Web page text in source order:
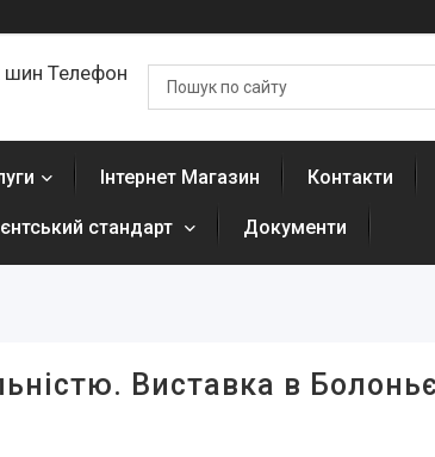
шин Телефон
Інтернет Магазин Контакти
стандарт Документи
Виставка в